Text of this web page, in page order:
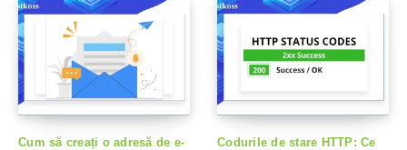
Cum să creați o adresă de e-
Codurile de stare HTTP: Ce